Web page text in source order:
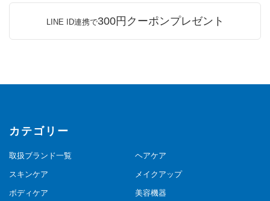
LINE ID連携で300円クーポンプレゼント
カテゴリー
取扱ブランド一覧 ヘアケア
スキンケア メイクアップ
ボディケア 美容機器